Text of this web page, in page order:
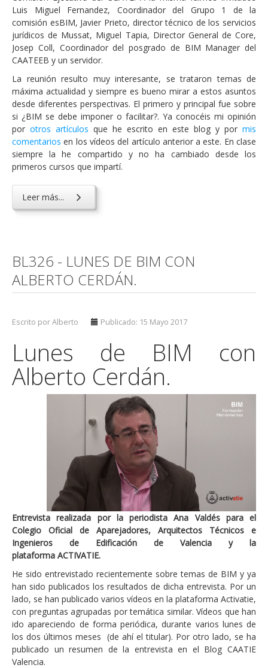
Luis Miguel Fernandez, Coordinador del Grupo 1 de la
comisión esBIM, Javier Prieto, director técnico de los servicios
jurídicos de Mussat, Miguel Tapia, Director General de Core,
Josep Coll, Coordinador del posgrado de BIM Manager del
CAATEEB y un servidor.
La reunión resulto muy interesante, se trataron temas de
máxima actualidad y siempre es bueno mirar a estos asuntos
desde diferentes perspectivas. El primero y principal fue sobre
si ¿BIM se debe imponer o facilitar?. Ya conocéis mi opinión
por otros artículos que he escrito en este blog y por mis
comentarios en los vídeos del artículo anterior a este. En clase
siempre la he compartido y no ha cambiado desde los
primeros cursos que impartí.
Leer más...
BL326 - LUNES DE BIM CON
ALBERTO CERDÁN.
Escrito por Alberto Publicado: 15 Mayo 2017
Lunes de BIM con
Alberto Cerdán.
Entrevista realizada por la periodista Ana Valdés para el
Colegio Oficial de Aparejadores, Arquitectos Técnicos e
Ingenieros de Edificación de Valencia y la
plataforma ACTIVATIE.
He sido entrevistado recientemente sobre temas de BIM y ya
han sido publicados los resultados de dicha entrevista. Por un
lado, se han publicado varios vídeos en la plataforma Activatie,
con preguntas agrupadas por temática similar. Vídeos que han
ido apareciendo de forma periódica, durante varios lunes de
los dos últimos meses (de ahí el titular). Por otro lado, se ha
publicado un resumen de la entrevista en el Blog CAATIE
Valencia.